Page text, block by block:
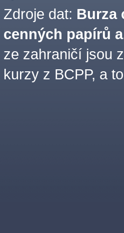
Zdroje dat: Burza
cenných papírů
ze zahraničí jsou
kurzy z BCPP, a